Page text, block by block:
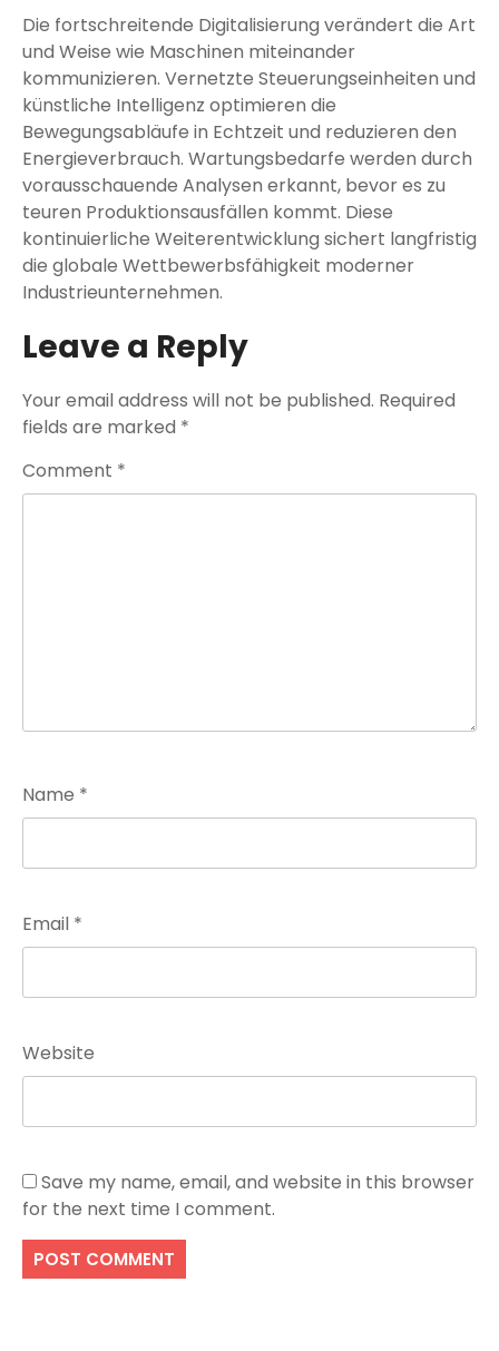
Die fortschreitende Digitalisierung verändert die Art
und Weise wie Maschinen miteinander
kommunizieren. Vernetzte Steuerungseinheiten und
künstliche Intelligenz optimieren die
Bewegungsabläufe in Echtzeit und reduzieren den
Energieverbrauch. Wartungsbedarfe werden durch
vorausschauende Analysen erkannt, bevor es zu
teuren Produktionsausfällen kommt. Diese
kontinuierliche Weiterentwicklung sichert langfristig
die globale Wettbewerbsfähigkeit moderner
Industrieunternehmen.
Leave a Reply
Your email address will not be published. Required
fields are marked *
Comment *
Name *
Email *
Website
Save my name, email, and website in this browser
for the next time I comment.